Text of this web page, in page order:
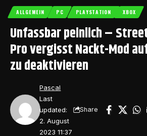
ALLGEMEIN PC PLAYSTATION XBOX
Unfassbar peinlich –
Pro vergisst Nackt-Mod
zu deaktivieren
Last
updated:
2. August
2023 11:37
Pascal
Share